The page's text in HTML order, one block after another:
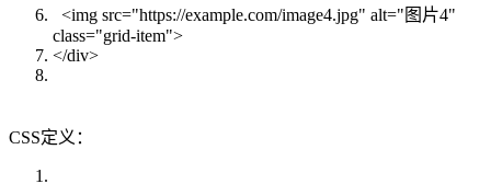
<img src="https://example.com/image4.jpg" alt="图片4"
class="grid-item">
</div>
CSS定义：